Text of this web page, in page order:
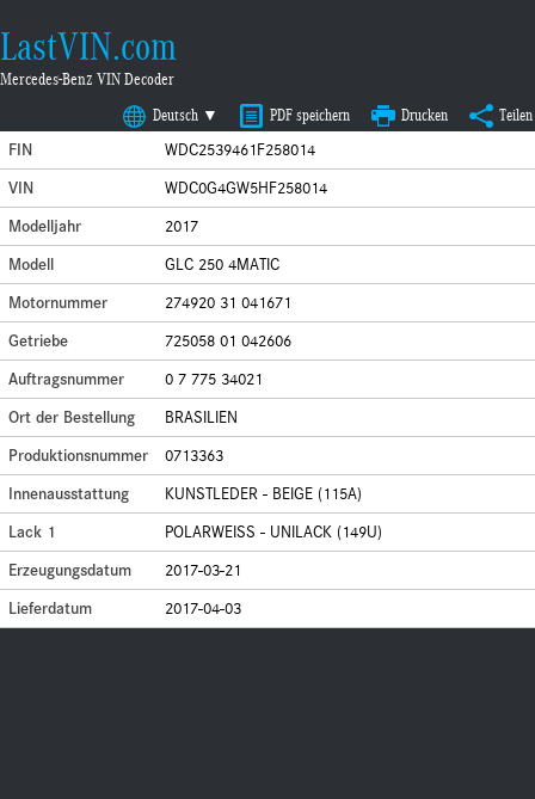
LastVIN.com
Mercedes-Benz VIN Decoder
Deutsch ▼ PDF speichern Drucken Teilen
FIN
WDC2539461F258014
VIN
WDC0G4GW5HF258014
Modelljahr
2017
Modell
GLC 250 4MATIC
Motornummer
274920 31 041671
Getriebe
725058 01 042606
Auftragsnummer
0 7 775 34021
Ort der Bestellung
BRASILIEN
Produktionsnummer
0713363
Innenausstattung
KUNSTLEDER - BEIGE (115A)
Lack 1
POLARWEISS - UNILACK (149U)
Erzeugungsdatum
2017-03-21
Lieferdatum
2017-04-03